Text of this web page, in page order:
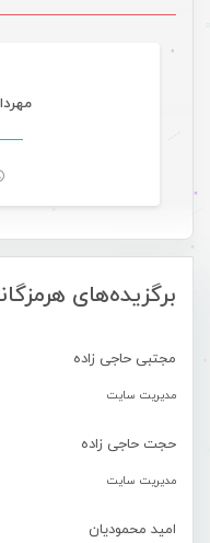
برگزیده‌های
مجتبی حاجی زاده
مدیریت سایت
حجت حاجی زاده
مدیریت سایت
امید محمودیان